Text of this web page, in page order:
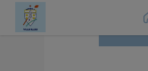
Contenu